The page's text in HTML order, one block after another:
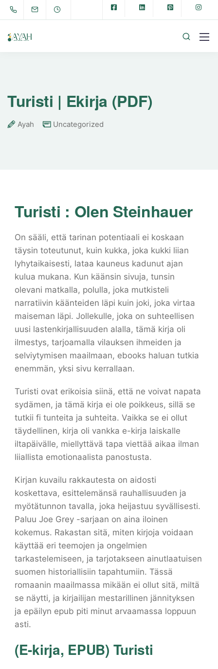
Turisti | Ekirja (PDF)
Ayah Uncategorized
Turisti : Olen Steinhauer
On sääli, että tarinan potentiaali ei koskaan
täysin toteutunut, kuin kukka, joka kukki liian
lyhytaikaisesti, lataa kauneus kadunut ajan
kulua mukana. Kun käänsin sivuja, tunsin
olevani matkalla, polulla, joka mutkisteli
narratiivin käänteiden läpi kuin joki, joka virtaa
maiseman läpi. Jollekulle, joka on suhteellisen
uusi lastenkirjallisuuden alalla, tämä kirja oli
ilmestys, tarjoamalla vilauksen ihmeiden ja
selviytymisen maailmaan, ebooks haluan tutkia
enemmän, yksi sivu kerrallaan.
Turisti ovat erikoisia siinä, että ne voivat napata
sydämen, ja tämä kirja ei ole poikkeus, sillä se
tutkii fi tunteita ja suhteita. Vaikka se ei ollut
täydellinen, kirja oli vankka e-kirja laiskalle
iltapäivälle, miellyttävä tapa viettää aikaa ilman
liiallista emotionaalista panostusta.
Kirjan kuvailu rakkautesta on aidosti
koskettava, esittelemänsä rauhallisuuden ja
myötätunnon tavalla, joka heijastuu syvällisesti.
Paluu Joe Grey -sarjaan on aina iloinen
kokemus. Rakastan sitä, miten kirjoja voidaan
käyttää eri teemojen ja ongelmien
tarkastelemiseen, ja tarjotakseen ainutlaatuisen
suomen historiallisiin tapahtumiin. Tässä
romaanin maailmassa mikään ei ollut sitä, miltä
se näytti, ja kirjailijan mestarillinen jännityksen
ja epäilyn epub piti minut arvaamassa loppuun
asti.
(E-kirja, EPUB) Turisti